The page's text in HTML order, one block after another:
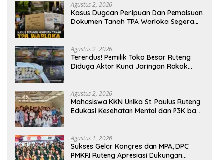
Agustus 2, 2026
Kasus Dugaan Penipuan Dan Pemalsuan
Dokumen Tanah TPA Warloka Segera
Memasuki Fase Krusial
Agustus 2, 2026
Terendus! Pemilik Toko Besar Ruteng
Diduga Aktor Kunci Jaringan Rokok
Agustus 2, 2026
Mahasiswa KKN Unika St. Paulus Ruteng
Edukasi Kesehatan Mental dan P3K bagi
Agustus 1, 2026
Sukses Gelar Kongres dan MPA, DPC
PMKRI Ruteng Apresiasi Dukungan